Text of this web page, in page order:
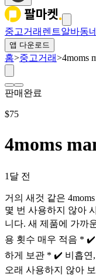
중고거래 렌트알바동
앱 다운로드
홈>중고거래>4moms
판매완료
$75
4moms
1달 전
거의 새것 같은
몇 번 사용하지 않아
니다. 새 제품에 가까
용 횟수 매우 적음 *
하게 보관 * ✔️ 비흡연
오래 사용하지 않아